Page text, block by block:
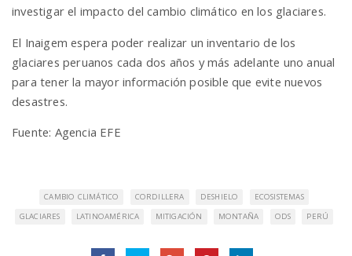
investigar el impacto del cambio climático en los glaciares.
El Inaigem espera poder realizar un inventario de los
glaciares peruanos cada dos años y más adelante uno anual
para tener la mayor información posible que evite nuevos
desastres.
Fuente: Agencia EFE
CAMBIO CLIMÁTICO CORDILLERA DESHIELO
ECOSISTEMAS
GLACIARES
LATINOAMÉRICA MITIGACIÓN MONTAÑA ODS PERÚ